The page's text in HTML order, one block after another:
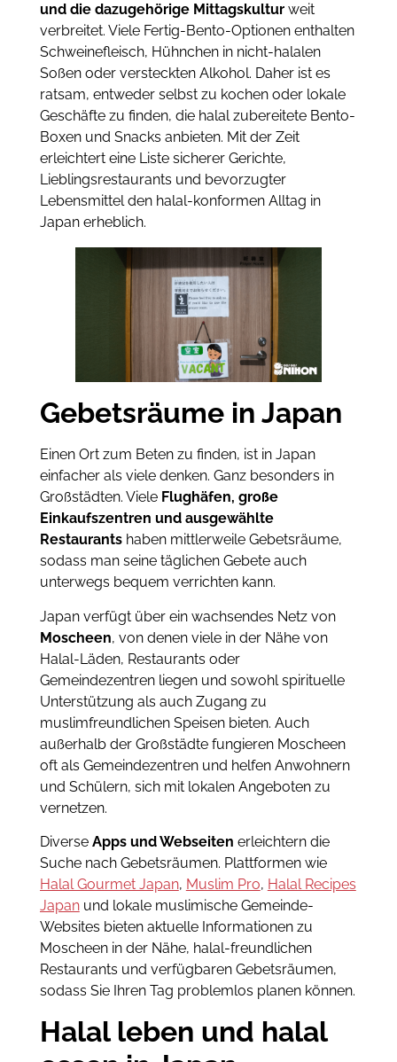
und die dazugehörige Mittagskulturweit
verbreitet. Viele Fertig-Bento-Optionen enthalten
Schweinefleisch, Hühnchen in nicht-halalen
Soßen oder versteckten Alkohol. Daher ist es
ratsam, entweder selbst zu kochen oder lokale
Geschäfte zu finden, die halal zubereitete Bento-
Boxen und Snacks anbieten. Mit der Zeit
erleichtert eine Liste sicherer Gerichte,
Lieblingsrestaurants und bevorzugter
Lebensmittel den halal-konformen Alltag in
Japan erheblich.
Gebetsräume in Japan
Einen Ort zum Beten zu finden, ist in Japan
einfacher als viele denken. Ganz besonders in
Großstädten. Viele Flughäfen, große
Einkaufszentren und ausgewählte
Restaurantshaben mittlerweile Gebetsräume,
sodass man seine täglichen Gebete auch
unterwegs bequem verrichten kann.
Japan verfügt über ein wachsendes Netz von
Moscheen, von denen viele in der Nähe von
Halal-Läden, Restaurants oder
Gemeindezentren liegen und sowohl spirituelle
Unterstützung als auch Zugang zu
muslimfreundlichen Speisen bieten. Auch
außerhalb der Großstädte fungieren Moscheen
oft als Gemeindezentren und helfen Anwohnern
und Schülern, sich mit lokalen Angeboten zu
vernetzen.
Diverse Apps und Webseiten erleichtern die
Suche nach Gebetsräumen. Plattformen wie
Halal Gourmet Japan, Muslim Pro, Halal Recipes
Japanund lokale muslimische Gemeinde-
Websites bieten aktuelle Informationen zu
Moscheen in der Nähe, halal-freundlichen
Restaurants und verfügbaren Gebetsräumen,
sodass Sie Ihren Tag problemlos planen können.
Halal leben und halal